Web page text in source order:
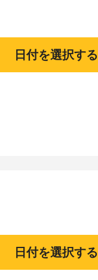
日付を選択する
日付を選択する